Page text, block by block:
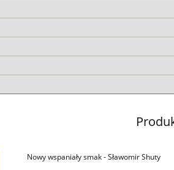
Nowy wspaniały smak - Sławomir Shuty